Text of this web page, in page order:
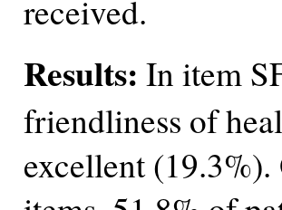
received.
Results: In item
friendliness of
excellent